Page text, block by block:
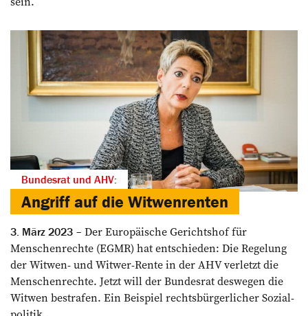
Bundesrat und AHV:
Angriff auf die Witwenrenten
3. März 2023
Der Europäische Gerichtshof für
Menschenrechte (EGMR) hat entschieden: Die Regelung
der Witwen- und Witwer-­Rente in der AHV verletzt die
Menschenrechte. Jetzt will der Bundesrat deswegen die
Witwen bestrafen. Ein Beispiel rechtsbürgerlicher Sozial­